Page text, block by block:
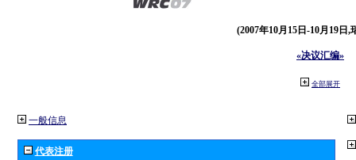
(2007年10月15日-10月19日,
«决议汇编»
全部展开
一般信息
代表注册